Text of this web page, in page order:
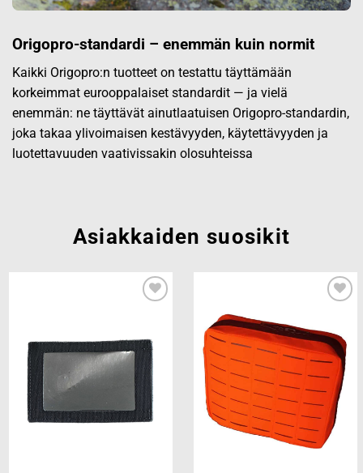
Origopro-standardi – enemmän kuin normit
Kaikki Origopro:n tuotteet on testattu täyttämään
korkeimmat eurooppalaiset standardit — ja vielä
enemmän: ne täyttävät ainutlaatuisen Origopro-standardin,
joka takaa ylivoimaisen kestävyyden, käytettävyyden ja
luotettavuuden vaativissakin olosuhteissa
Asiakkaiden suosikit